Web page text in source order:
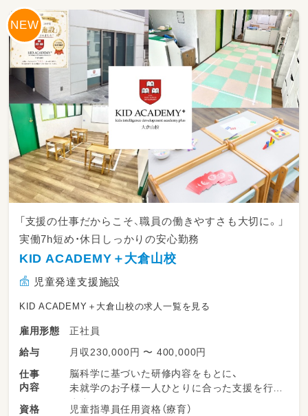
保護者の方や関係機関とのやり取りは、
先輩スタッフや管理者がフォローしますのでご
安心ください。
難しい業務はなく、入社後は研修＋先輩のサポ
ートありなので未経験でも安心です。
サービス提供記録の作成や、
支援環境の整備など、基本的な業務を行ってい
ただきます。
「支援の仕事だからこそ、職員の働きやすさも大切に。」
実働7h短め・休日しっかりの安心勤務
KID ACADEMY＋大倉山校
児童発達支援施設
KID ACADEMY＋大倉山校の求人一覧を見る
雇用形態
正社員
給与
月収230,000円 〜 400,000円
仕事
内容
脳科学に基づいた研修内容をもとに、
未就学のお子様一人ひとりに合った支援を行い
ます。
資格 児童指導員任用資格（療育）